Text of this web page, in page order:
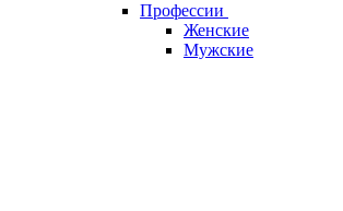
Профессии
Женские
Мужские